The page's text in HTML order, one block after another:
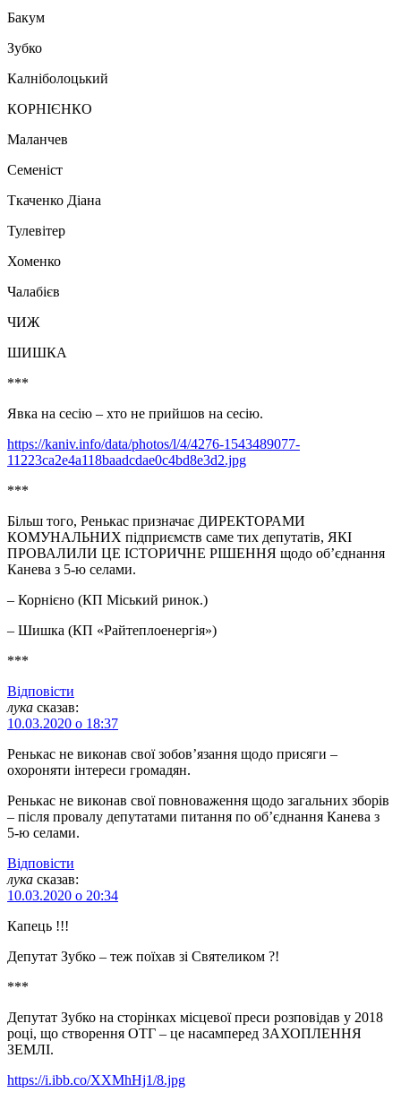
Бакум
Зубко
Калніболоцький
КОРНІЄНКО
Маланчев
Семеніст
Ткаченко Діана
Тулевітер
Хоменко
Чалабієв
ЧИЖ
ШИШКА
***
Явка на сесію – хто не прийшов на сесію.
https://kaniv.info/data/photos/l/4/4276-1543489077-
11223ca2e4a118baadcdae0c4bd8e3d2.jpg
***
Більш того, Ренькас призначає ДИРЕКТОРАМИ
КОМУНАЛЬНИХ підприємств саме тих депутатів, ЯКІ
ПРОВАЛИЛИ ЦЕ ІСТОРИЧНЕ РІШЕННЯ щодо об’єднання
Канева з 5-ю селами.
– Корнієно (КП Міський ринок.)
– Шишка (КП «Райтеплоенергія»)
***
Відповіcти
лука сказав:
10.03.2020 о 18:37
Ренькас не виконав свої зобов’язання щодо присяги –
охороняти інтереси громадян.
Ренькас не виконав свої повноваження щодо загальних зборів
– після провалу депутатами питання по об’єднання Канева з
5-ю селами.
Відповіcти
лука сказав:
10.03.2020 о 20:34
Капець !!!
Депутат Зубко – теж поїхав зі Святеликом ?!
***
Депутат Зубко на сторінках місцевої преси розповідав у 2018
році, що створення ОТГ – це насамперед ЗАХОПЛЕННЯ
ЗЕМЛІ.
https://i.ibb.co/XXMhHj1/8.jpg